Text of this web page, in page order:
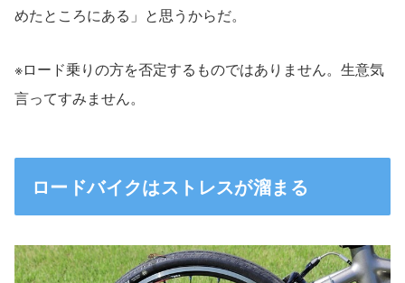
めたところにある」と思うからだ。
※ロード乗りの方を否定するものではありません。生意気
言ってすみません。
ロードバイクはストレスが溜まる